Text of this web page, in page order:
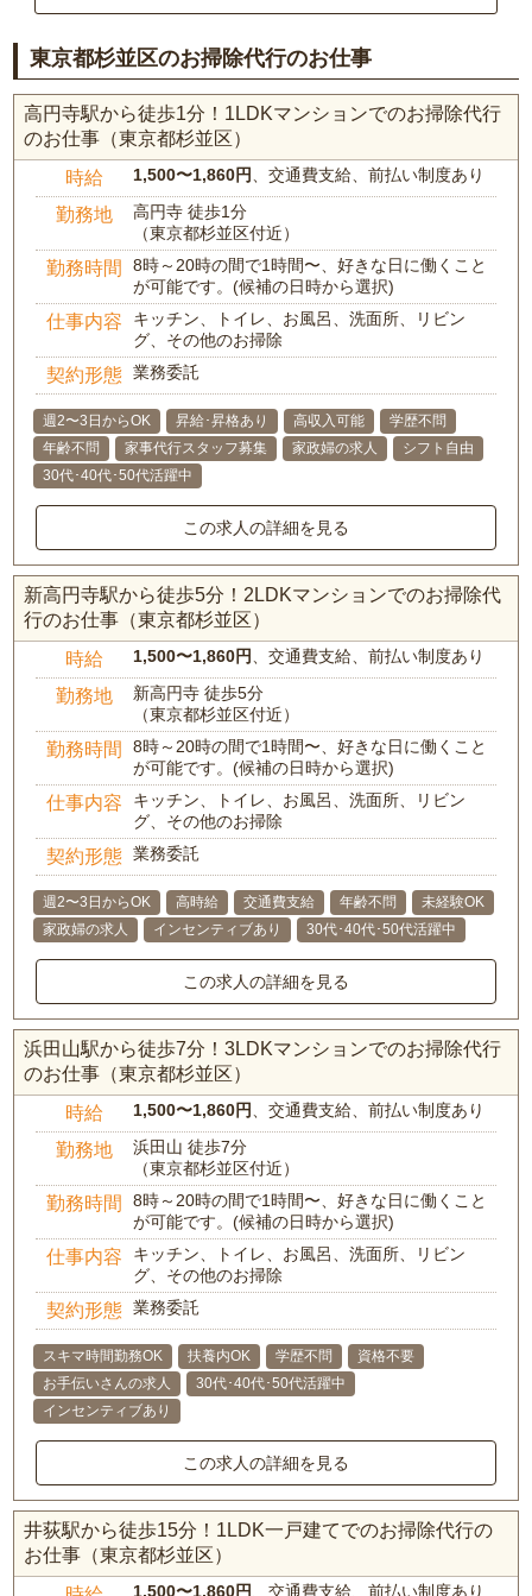
東京都杉並区のお掃除代行のお仕事
高円寺駅から徒歩1分！1LDKマンションでのお掃除代行
のお仕事（東京都杉並区）
時給 1,500〜1,860円 、交通費支給、前払い制度あり
勤務地
高円寺 徒歩1分
（東京都杉並区付近）
勤務時間
8時～20時の間で1時間〜、好きな日に働くこと
が可能です。(候補の日時から選択)
仕事内容
キッチン、トイレ、お風呂、洗面所、リビン
グ、その他のお掃除
契約形態 業務委託
週2〜3日からOK 昇給･昇格あり 高収入可能
学歴不問
年齢不問
家事代行スタッフ募集 家政婦の求人
シフト自由
30代･40代･50代活躍中
この求人の詳細を見る
新高円寺駅から徒歩5分！2LDKマンションでのお掃除代
行のお仕事（東京都杉並区）
時給 1,500〜1,860円 、交通費支給、前払い制度あり
勤務地
新高円寺 徒歩5分
（東京都杉並区付近）
勤務時間
8時～20時の間で1時間〜、好きな日に働くこと
が可能です。(候補の日時から選択)
仕事内容
キッチン、トイレ、お風呂、洗面所、リビン
グ、その他のお掃除
契約形態 業務委託
週2〜3日からOK 高時給 交通費支給 年齢不問
未経験OK
家政婦の求人
インセンティブあり 30代･40代･50代活躍中
この求人の詳細を見る
浜田山駅から徒歩7分！3LDKマンションでのお掃除代行
のお仕事（東京都杉並区）
時給 1,500〜1,860円 、交通費支給、前払い制度あり
勤務地
浜田山 徒歩7分
（東京都杉並区付近）
勤務時間
8時～20時の間で1時間〜、好きな日に働くこと
が可能です。(候補の日時から選択)
仕事内容
キッチン、トイレ、お風呂、洗面所、リビン
グ、その他のお掃除
契約形態 業務委託
スキマ時間勤務OK 扶養内OK 学歴不問
資格不要
お手伝いさんの求人
30代･40代･50代活躍中
インセンティブあり
この求人の詳細を見る
井荻駅から徒歩15分！1LDK一戸建てでのお掃除代行の
お仕事（東京都杉並区）
1,500〜1,860円 、交通費支給、前払い制度あり